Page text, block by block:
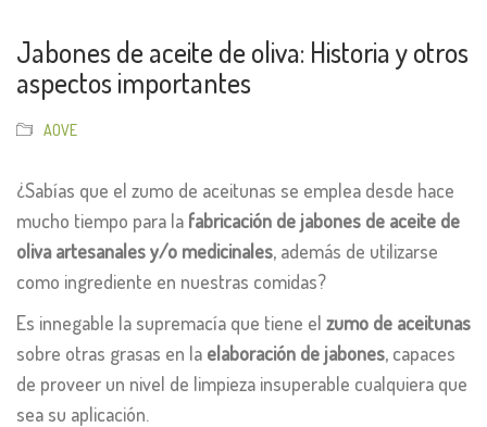
Jabones de aceite de oliva: Historia y otros
aspectos importantes
AOVE
¿Sabías que el zumo de aceitunas se emplea desde hace
mucho tiempo para la fabricación de jabones de aceite de
oliva artesanales y/o medicinales, además de utilizarse
como ingrediente en nuestras comidas?
Es innegable la supremacía que tiene el zumo de aceitunas
sobre otras grasas en la elaboración de jabones, capaces
de proveer un nivel de limpieza insuperable cualquiera que
sea su aplicación.